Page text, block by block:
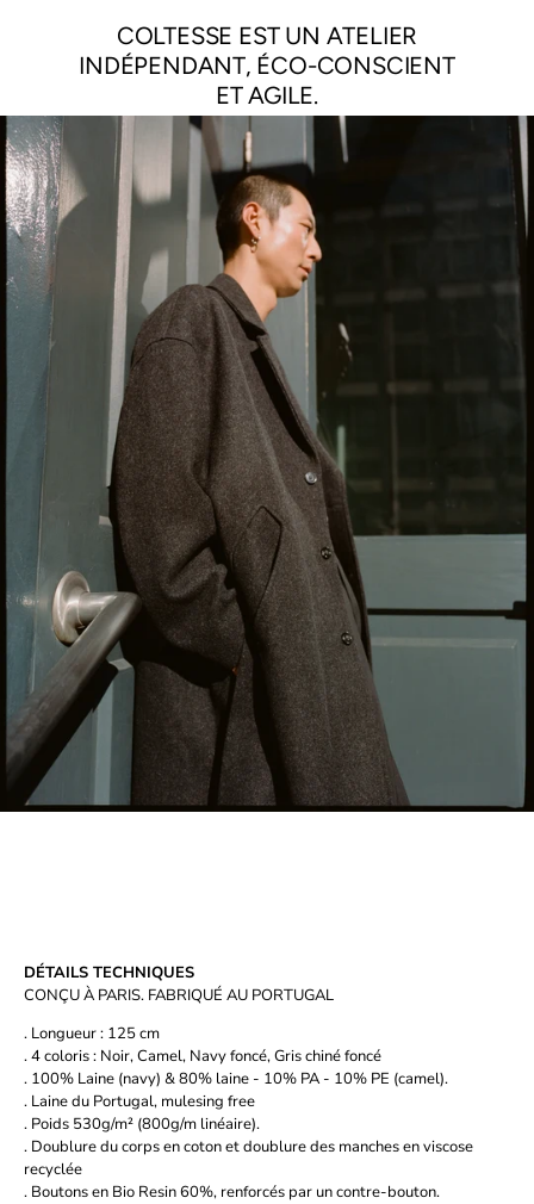
COLTESSE EST UN ATELIER
INDÉPENDANT, ÉCO-CONSCIENT
ET AGILE.
DÉTAILS TECHNIQUES
CONÇU À PARIS. FABRIQUÉ AU PORTUGAL
. Longueur : 125 cm
. 4 coloris : Noir, Camel, Navy foncé, Gris chiné foncé
. 100% Laine (navy) & 80% laine - 10% PA - 10% PE (camel).
. Laine du Portugal, mulesing free
. Poids 530g/m² (800g/m linéaire).
. Doublure du corps en coton et doublure des manches en viscose
recyclée
. Boutons en Bio Resin 60%, renforcés par un contre-bouton.